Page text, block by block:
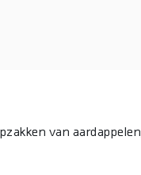
van aardappelen,